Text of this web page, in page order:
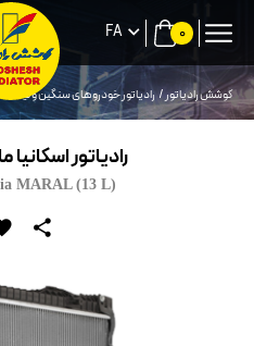
0
FA
کوشش رادیاتور رادیاتور خودروهای سنگین و نیمه
رادیاتور اسكانیا مارال
MARAL (13 L)